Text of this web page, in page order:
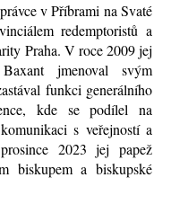
v Příbrami na Svaté
redemptoristů a
Praha. V roce 2009 jej
jmenoval svým
funkci generálního
kde se podílel na
s veřejností a
2023 jej papež
biskupem a biskupské